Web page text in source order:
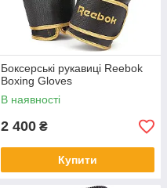
Боксерські рукавиці Reebok
Boxing Gloves
В наявності
2 400 ₴
Купити